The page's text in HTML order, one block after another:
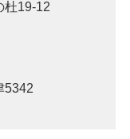
杜19-12
5342